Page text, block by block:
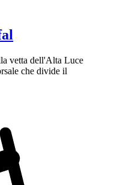
vetta dell'Alta Luce
che divide il